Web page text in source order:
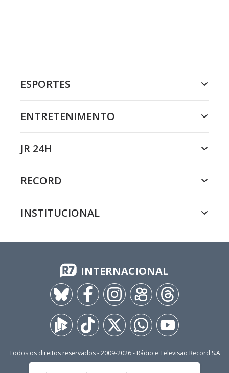
ESPORTES
ENTRETENIMENTO
JR 24H
RECORD
INSTITUCIONAL
INTERNACIONAL
Todos os direitos reservados - 2009-2026- Rádio e Televisão Record S.A